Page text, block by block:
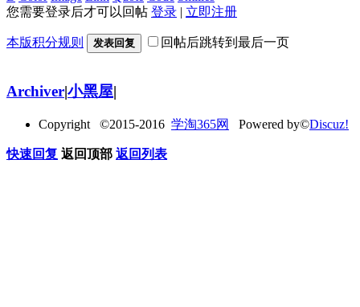
您需要登录后才可以回帖 登录 | 立即注册
本版积分规则 发表回复 回帖后跳转到最后一页
Archiver|小黑屋|
Copyright ©2015-2016 学淘365网 Powered by©Discuz!
快速回复 返回顶部 返回列表